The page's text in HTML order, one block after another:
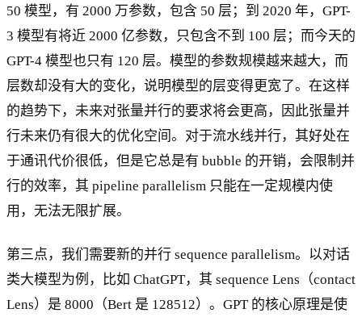
50 模型，有 2000 万参数，包含 50 层；到 2020 年，GPT-
3 模型有将近 2000 亿参数，只包含不到 100 层；而今天的
GPT-4 模型也只有 120 层。模型的参数规模越来越大，而
层数却没有大的变化，说明模型的层变得更宽了。在这样
的趋势下，未来对张量并行的要求将会更高，因此张量并
行未来仍有很大的优化空间。对于流水线并行，其好处在
于通讯代价很低，但是它总是有 bubble 的开销，会限制并
行的效率，其 pipeline parallelism 只能在一定规模内使
用，无法无限扩展。
第三点，我们需要新的并行 sequence parallelism。以对话
类大模型为例，比如 ChatGPT，其 sequence Lens（contact
Lens）是 8000（Bert 是 128512）。GPT 的核心原理是使